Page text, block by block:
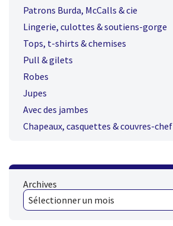
Patrons Burda, McCalls & cie
Lingerie, culottes & soutiens-gorge
Tops, t-shirts & chemises
Pull & gilets
Robes
Jupes
Avec des jambes
Chapeaux, casquettes & couvres-chef
Archives